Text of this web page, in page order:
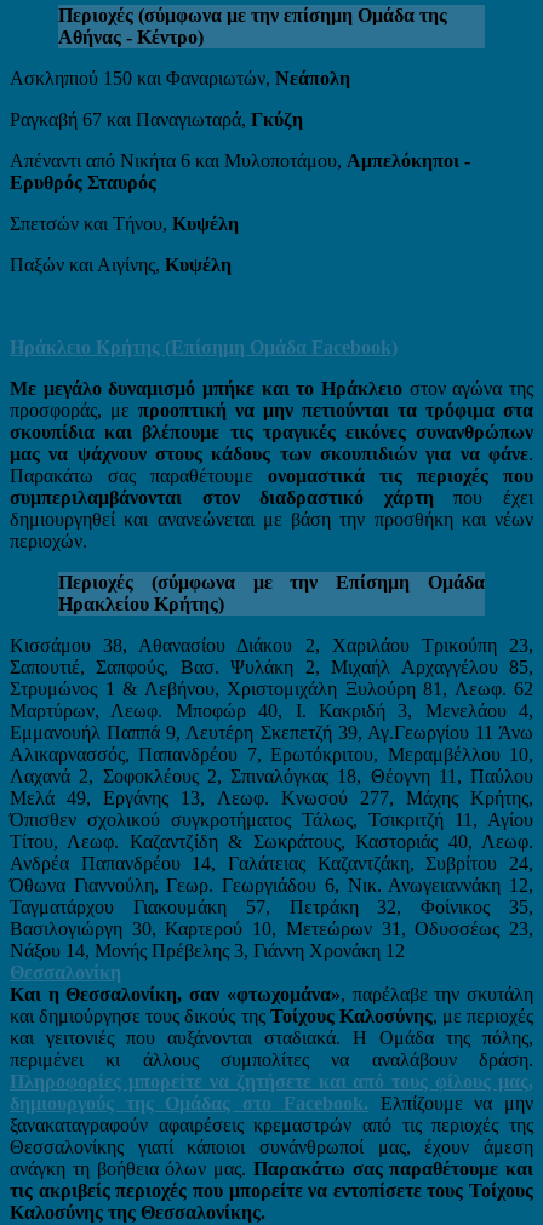
Περιοχές (σύμφωνα με την επίσημη Ομάδα της
Αθήνας - Κέντρο)
Ασκληπιού 150 και Φαναριωτών, Νεάπολη
Ραγκαβή 67 και Παναγιωταρά, Γκύζη
Απέναντι από Νικήτα 6 και Μυλοποτάμου, Αμπελόκηποι -
Ερυθρός Σταυρός
Σπετσών και Τήνου, Κυψέλη
Παξών και Αιγίνης, Κυψέλη
Ηράκλειο Κρήτης (Επίσημη Ομάδα Facebook)
Με μεγάλο δυναμισμό μπήκε και το Ηράκλειο στον αγώνα της
προσφοράς, με προοπτική να μην πετιούνται τα τρόφιμα στα
σκουπίδια και βλέπουμε τις τραγικές εικόνες συνανθρώπων
μας να ψάχνουν στους κάδους των σκουπιδιών για να φάνε.
Παρακάτω σας παραθέτουμε ονομαστικά τις περιοχές που
συμπεριλαμβάνονται στον διαδραστικό χάρτη που έχει
δημιουργηθεί και ανανεώνεται με βάση την προσθήκη και νέων
περιοχών.
Περιοχές (σύμφωνα με την Επίσημη Ομάδα
Ηρακλείου Κρήτης)
Κισσάμου 38, Αθανασίου Διάκου 2, Χαριλάου Τρικούπη 23,
Σαπουτιέ, Σαπφούς, Βασ. Ψυλάκη 2, Μιχαήλ Αρχαγγέλου 85,
Στρυμώνος 1 & Λεβήνου, Χριστομιχάλη Ξυλούρη 81, Λεωφ. 62
Μαρτύρων, Λεωφ. Μποφώρ 40, Ι. Κακριδή 3, Μενελάου 4,
Εμμανουήλ Παππά 9, Λευτέρη Σκεπετζή 39, Αγ.Γεωργίου 11 Άνω
Αλικαρνασσός, Παπανδρέου 7, Ερωτόκριτου, Μεραμβέλλου 10,
Λαχανά 2, Σοφοκλέους 2, Σπιναλόγκας 18, Θέογνη 11, Παύλου
Μελά 49, Εργάνης 13, Λεωφ. Κνωσού 277, Μάχης Κρήτης,
Όπισθεν σχολικού συγκροτήματος Τάλως, Τσικριτζή 11, Αγίου
Τίτου, Λεωφ. Καζαντζίδη & Σωκράτους, Καστοριάς 40, Λεωφ.
Ανδρέα Παπανδρέου 14, Γαλάτειας Καζαντζάκη, Συβρίτου 24,
Όθωνα Γιαννούλη, Γεωρ. Γεωργιάδου 6, Νικ. Ανωγειαννάκη 12,
Ταγματάρχου Γιακουμάκη 57, Πετράκη 32, Φοίνικος 35,
Βασιλογιώργη 30, Καρτερού 10, Μετεώρων 31, Οδυσσέως 23,
Νάξου 14, Μονής Πρέβελης 3, Γιάννη Χρονάκη 12
Θεσσαλονίκη
Και η Θεσσαλονίκη, σαν «φτωχομάνα», παρέλαβε την σκυτάλη
και δημιούργησε τους δικούς της Τοίχους Καλοσύνης, με περιοχές
και γειτονιές που αυξάνονται σταδιακά. Η Ομάδα της πόλης,
περιμένει κι άλλους συμπολίτες να αναλάβουν δράση.
Πληροφορίες μπορείτε να ζητήσετε και από τους φίλους μας,
δημιουργούς της Ομάδας στο Facebook. Ελπίζουμε να μην
ξανακαταγραφούν αφαιρέσεις κρεμαστρών από τις περιοχές της
Θεσσαλονίκης γιατί κάποιοι συνάνθρωποί μας, έχουν άμεση
ανάγκη τη βοήθεια όλων μας. Παρακάτω σας παραθέτουμε και
τις ακριβείς περιοχές που μπορείτε να εντοπίσετε τους Τοίχους
Καλοσύνης της Θεσσαλονίκης.